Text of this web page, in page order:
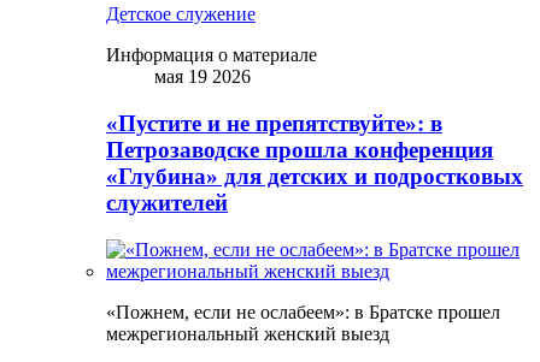
Детское служение
Информация о материале
мая 19 2026
«Пустите и не препятствуйте»: в
Петрозаводске прошла конференция
«Глубина» для детских и подростковых
служителей
«Пожнем, если не ослабеем»: в Братске прошел
межрегиональный женский выезд